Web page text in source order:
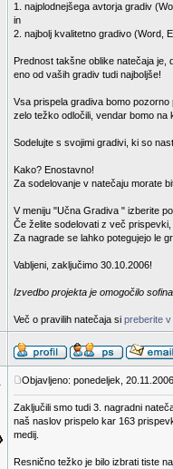
1. najplodnejšega avtorja gradiv
in
2. najbolj kvalitetno gradivo (Word,
Prednost takšne oblike natečaja je,
eno od vaših gradiv tudi najboljše!
Vsa prispela gradiva bomo
zelo težko odločili, vendar bomo
Sodelujte s svojimi gradivi, ki so
Kako? Enostavno!
Za sodelovanje v natečaju morate
V meniju "Učna Gradiva " izberite
Če želite sodelovati z več
Za nagrade se lahko potegujejo le
Vabljeni, zaključimo 30.10.2006!
Izvedbo projekta je omogočilo
Več o pravilih natečaja si preberite
Objavljeno: ponedeljek,
Zaključili smo tudi 3. nagradni
naš naslov prispelo kar 163
medij.
Resnično težko je bilo izbrati tiste